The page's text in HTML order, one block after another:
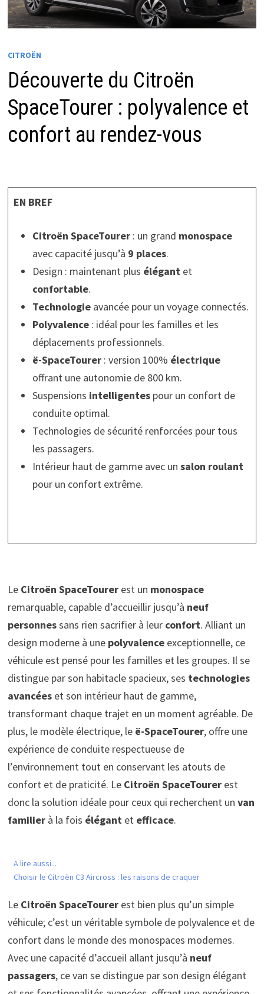
CITROËN
Découverte du Citroën
SpaceTourer : polyvalence et
confort au rendez-vous
EN BREF
Citroën SpaceTourer: un grand monospace
avec capacité jusqu’à 9 places.
Design : maintenant plus élégantet
confortable.
Technologieavancée pour un voyage connectés.
Polyvalence: idéal pour les familles et les
déplacements professionnels.
ë-SpaceTourer: version 100% électrique
offrant une autonomie de 800 km.
Suspensions intelligentespour un confort de
conduite optimal.
Technologies de sécurité renforcées pour tous
les passagers.
Intérieur haut de gamme avec un salon roulant
pour un confort extrême.
Le Citroën SpaceTourerest un monospace
remarquable, capable d’accueillir jusqu’à neuf
personnessans rien sacrifier à leur confort. Alliant un
design moderne à une polyvalenceexceptionnelle, ce
véhicule est pensé pour les familles et les groupes. Il se
distingue par son habitacle spacieux, ses technologies
avancéeset son intérieur haut de gamme,
transformant chaque trajet en un moment agréable. De
plus, le modèle électrique, le ë-SpaceTourer, offre une
expérience de conduite respectueuse de
l’environnement tout en conservant les atouts de
confort et de praticité. Le Citroën SpaceTourerest
donc la solution idéale pour ceux qui recherchent un van
familierà la fois élégantet efficace.
A lire aussi...
Choisir le Citroën C3 Aircross : les raisons de craquer
Le Citroën SpaceTourerest bien plus qu’un simple
véhicule; c’est un véritable symbole de polyvalence et de
confort dans le monde des monospaces modernes.
Avec une capacité d’accueil allant jusqu’à neuf
passagers, ce van se distingue par son design élégant